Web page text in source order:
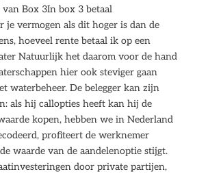
Box 3In box 3 betaal
je vermogen als dit hoger is dan de
hoeveel rente betaal ik op een
Natuurlijk het daarom voor de hand
hier ook steviger gaan
waterbeheer. De belegger kan zijn
als hij callopties heeft kan hij de
kopen, hebben we in Nederland
profiteert de werknemer
waarde van de aandelenoptie stijgt.
door private partijen,